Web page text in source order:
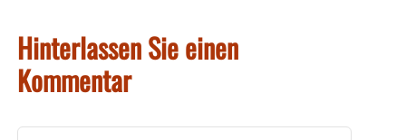
Hinterlassen Sie einen
Kommentar